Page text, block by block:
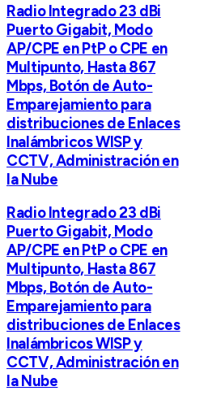
Radio Integrado 23 dBi
Puerto Gigabit, Modo
AP/CPE en PtP o CPE en
Multipunto, Hasta 867
Mbps, Botón de Auto-
Emparejamiento para
distribuciones de Enlaces
Inalámbricos WISP y
CCTV, Administración en
la Nube
Radio Integrado 23 dBi
Puerto Gigabit, Modo
AP/CPE en PtP o CPE en
Multipunto, Hasta 867
Mbps, Botón de Auto-
Emparejamiento para
distribuciones de Enlaces
Inalámbricos WISP y
CCTV, Administración en
la Nube